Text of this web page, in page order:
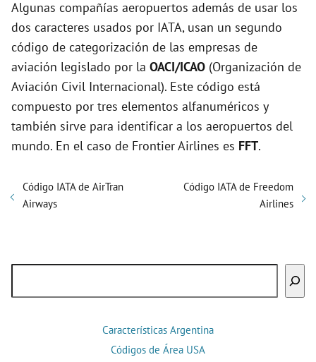
Algunas compañías aeropuertos además de usar los
dos caracteres usados por IATA, usan un segundo
código de categorización de las empresas de
aviación legislado por la OACI/ICAO (Organización de
Aviación Civil Internacional). Este código está
compuesto por tres elementos alfanuméricos y
también sirve para identificar a los aeropuertos del
mundo. En el caso de Frontier Airlines es FFT.
Código IATA de AirTran
Airways
Código IATA de Freedom
Airlines
Características Argentina
Códigos de Área USA